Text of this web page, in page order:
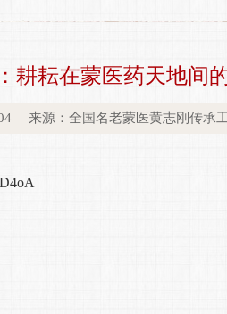
耕耘在蒙医药天地间
来源：全国名老蒙医黄志刚传承